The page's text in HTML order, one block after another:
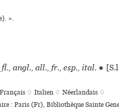
».
angl., all., fr., esp., ital. ●
Français ♢ Italien ♢ Néerlandais ♢
: Paris (Fr), Bibliothèque Sainte